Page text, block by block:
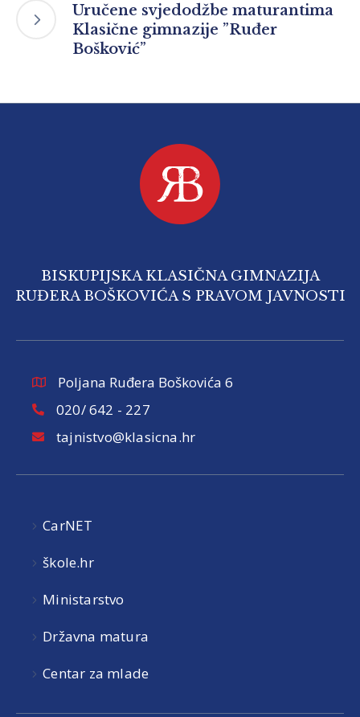
Uručene svjedodžbe maturantima
Klasične gimnazije ”Ruđer
Bošković”
BISKUPIJSKA KLASIČNA GIMNAZIJA
RUĐERA BOŠKOVIĆA S PRAVOM JAVNOSTI
Poljana Ruđera Boškovića 6
020/ 642 - 227
tajnistvo@klasicna.hr
CarNET
škole.hr
Ministarstvo
Državna matura
Centar za mlade